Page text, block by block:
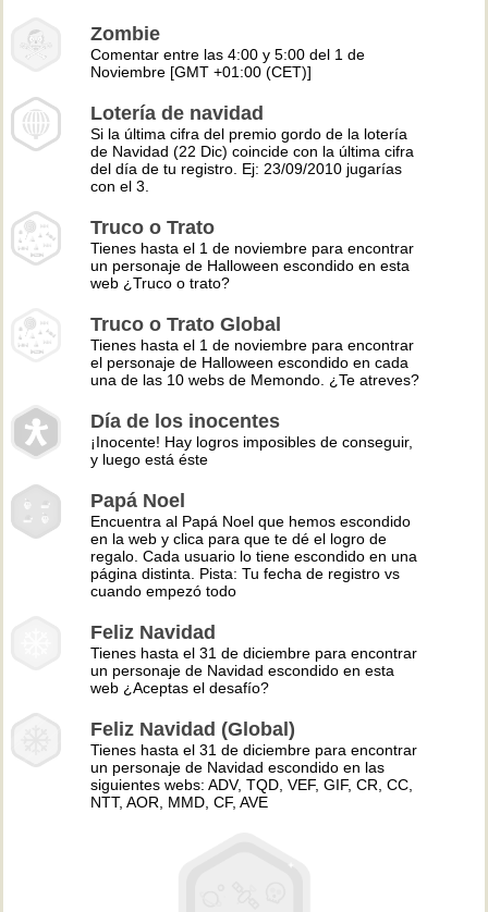
Zombie
Comentar entre las 4:00 y 5:00 del 1 de
Noviembre [GMT +01:00 (CET)]
Lotería de navidad
Si la última cifra del premio gordo de la lotería
de Navidad (22 Dic) coincide con la última cifra
del día de tu registro. Ej: 23/09/2010 jugarías
con el 3.
Truco o Trato
Tienes hasta el 1 de noviembre para encontrar
un personaje de Halloween escondido en esta
web ¿Truco o trato?
Truco o Trato Global
Tienes hasta el 1 de noviembre para encontrar
el personaje de Halloween escondido en cada
una de las 10 webs de Memondo. ¿Te atreves?
Día de los inocentes
¡Inocente! Hay logros imposibles de conseguir,
y luego está éste
Papá Noel
Encuentra al Papá Noel que hemos escondido
en la web y clica para que te dé el logro de
regalo. Cada usuario lo tiene escondido en una
página distinta. Pista: Tu fecha de registro vs
cuando empezó todo
Feliz Navidad
Tienes hasta el 31 de diciembre para encontrar
un personaje de Navidad escondido en esta
web ¿Aceptas el desafío?
Feliz Navidad (Global)
Tienes hasta el 31 de diciembre para encontrar
un personaje de Navidad escondido en las
siguientes webs: ADV, TQD, VEF, GIF, CR, CC,
NTT, AOR, MMD, CF, AVE